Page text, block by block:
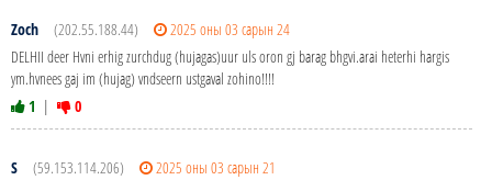
Zoch (202.55.188.44)
2025 оны 03 сарын 24
DELHII deer Hvni erhig zurchdug (hujagas)uur uls oron gj barag bhgvi.arai heterhi hargis
ym.hvnees gaj im (hujag) vndseern ustgaval zohino!!!!
1 | 0
S (59.153.114.206)
2025 оны 03 сарын 21